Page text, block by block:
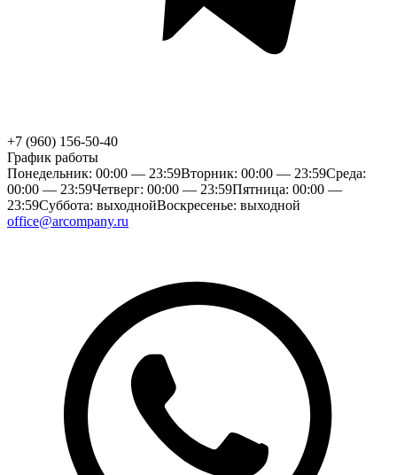
+7 (960) 156-50-40
График работы
Понедельник: 00:00 — 23:59Вторник: 00:00 — 23:59Среда:
00:00 — 23:59Четверг: 00:00 — 23:59Пятница: 00:00 —
23:59Суббота: выходнойВоскресенье: выходной
office@arcompany.ru